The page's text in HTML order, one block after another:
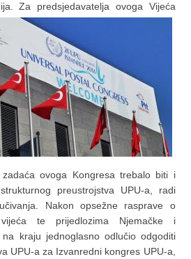
Za predsjedavatelja ovoga Vijeća
ovoga Kongresa trebalo biti i
preustrojstva UPU-a, radi
Nakon opsežne rasprave o
te prijedlozima Njemačke i
kraju jednoglasno odlučio odgoditi
UPU-a za Izvanredni kongres UPU-a,